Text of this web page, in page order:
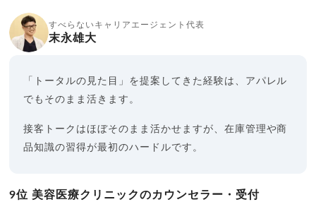
すべらないキャリアエージェント代表
末永雄大
「トータルの見た目」を提案してきた経験は、アパレル
でもそのまま活きます。
接客トークはほぼそのまま活かせますが、在庫管理や商
品知識の習得が最初のハードルです。
9位 美容医療クリニックのカウンセラー・受付